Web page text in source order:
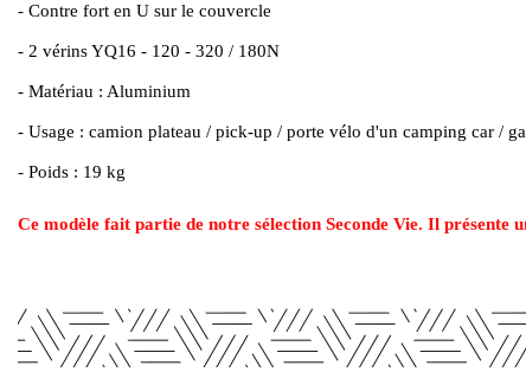
- Contre fort en U sur le couvercle
- 2 vérins YQ16 - 120 - 320 / 180N
- Matériau : Aluminium
- Usage : camion plateau / pick-up / porte vélo d'un camping car /
- Poids : 19 kg
Ce modèle fait partie de notre sélection Seconde Vie. Il